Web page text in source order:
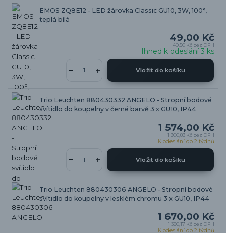
EMOS ZQ8E12 - LED žárovka Classic GU10, 3W, 100°,
teplá bílá
49,00 Kč
40,50 Kč bez DPH
Ihned k odeslání 3 ks
Vložit do košíku
Trio Leuchten 880430332 ANGELO - Stropní bodové
svítidlo do koupelny v černé barvě 3 x GU10, IP44
1 574,00 Kč
1 300,83 Kč bez DPH
K odeslání do 2 týdnů
Vložit do košíku
Trio Leuchten 880430306 ANGELO - Stropní bodové
svítidlo do koupelny v lesklém chromu 3 x GU10, IP44
1 670,00 Kč
1 380,17 Kč bez DPH
K odeslání do 2 týdnů